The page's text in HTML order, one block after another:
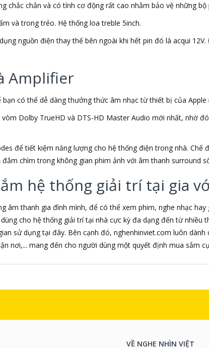
chắc chắn và có tính cơ động rất cao nhằm bảo vệ những
và trong trẻo. Hệ thống loa treble 5inch.
nguồn điện thay thế bên ngoài khi hết pin đó là acqui
Amplifier
có thể dễ dàng thưởng thức âm nhạc từ thiết bị của Apple
Dolby TrueHD và DTS-HD Master Audio mới nhất, nhờ
để tiết kiệm năng lượng cho hệ thống điện trong nhà.
chìm trong không gian phim ảnh với âm thanh surround
hệ thống giải trí tại gia
âm thanh gia đình mình, để có thể xem phim, nghe nhạc
cho hệ thống giải trí tại nhà cực kỳ đa dạng đến từ nhiều
sử dụng tại đây. Bên cạnh đó, nghenhinviet.com luôn
nơi,... mang đến cho người dùng một quyết định mua sắm
VỀ NGHE NHÌN VIỆT